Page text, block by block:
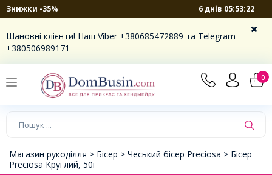
Знижки -35% 6 днів 05:53:21
Шановні клієнти! Наш Viber +380685472889 та Telegram
+380506989171
0
Магазин рукоділля > Бісер > Чеський бісер Preciosa > Бісер
Preciosa Круглий, 50г